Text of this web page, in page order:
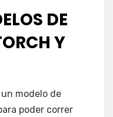
DE
Y
modelo de
poder correr